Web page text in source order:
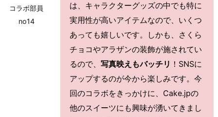
コラボ部員
no14
は、キャラクターグッズの中でも特に
実用性が高いアイテムなので、いくつ
あっても嬉しいです。しかも、さくら
チョコやアラザンの装飾が施されてい
るので、 写真映えもバッチリ ！SNSに
アップするのが今から楽しみです。今
回のコラボをきっかけに、Cake.jpの
他のスイーツにも興味が湧いてきまし